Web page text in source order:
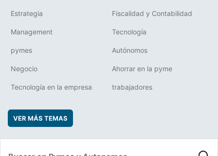
Estrategia Fiscalidad y Contabilidad
Management Tecnología
pymes Autónomos
Negocio Ahorrar en la pyme
Tecnología en la empresa trabajadores
VER MÁS TEMAS